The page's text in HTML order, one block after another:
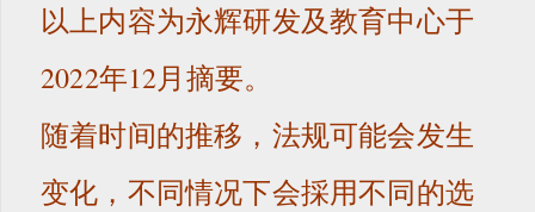
以上内容为永辉研发及教育中心于
2022年12月摘要。
随着时间的推移，法规可能会发生
变化，不同情况下会採用不同的选